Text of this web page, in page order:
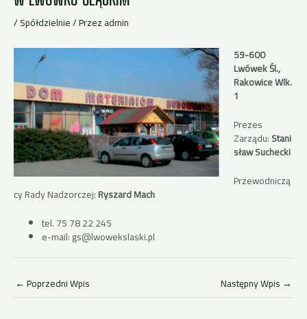
/Spółdzielnie/ Przezadmin
59-600
Lwówek Śl.,
Rakowice Wlk.
1
Prezes
Zarządu:Stani
sław Suchecki
Przewodniczą
cy Rady Nadzorczej:Ryszard Mach
tel. 75 78 22 245
e-mail: gs@lwowekslaski.pl
←Poprzedni Wpis Następny Wpis →